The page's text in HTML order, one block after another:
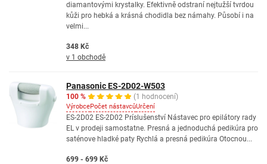
diamantovými krystalky. Efektivně odstraní nejtužší tvrdou
kůži pro hebká a krásná chodidla bez námahy. Působí i na
velmi...
348 Kč
v 1 obchodě
Panasonic ES-2D02-W503
100 % (1 hodnocení)
VýrobcePočet nástavcůUrčení
ES-2D02 ES-2D02 Príslušenství Nástavec pro epilátory rady
EL v prodeji samostatne. Presná a jednoduchá pedikúra pro
saténove hladké paty Rychlá a presná pedikúra Otocnou...
699 - 699 Kč